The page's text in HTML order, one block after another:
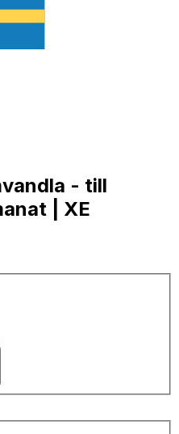
- till
| XE